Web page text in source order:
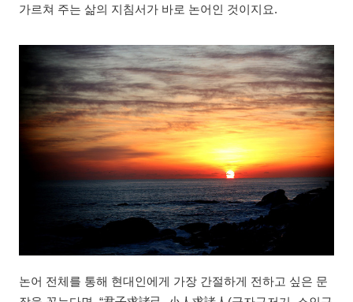
가르쳐 주는 삶의 지침서가 바로 논어인 것이지요.
논어 전체를 통해 현대인에게 가장 간절하게 전하고 싶은 문